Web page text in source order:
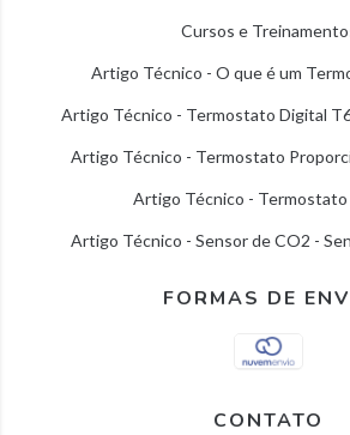
Cursos e
Artigo Técnico - O que é um
Artigo Técnico - Termostato Digital
Artigo Técnico - Termostato
Artigo Técnico -
Artigo Técnico - Sensor de CO2 -
FORMAS DE
CONTATO